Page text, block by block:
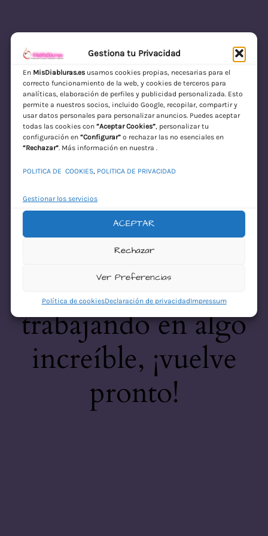
Gestiona tu Privacidad
En MisDiabluras.esusamos cookies propias, necesarias para el
correcto funcionamiento de la web, y cookies de terceros para
analíticas, elaboración de perfiles y publicidad personalizada. Esto
permite a nuestros socios, incluido Google, recopilar, compartir y
usar datos personales para personalizar anuncios. Puedes aceptar
todas las cookies con “Aceptar Cookies”, personalizar tu
configuración en “Configurar”o rechazar las no esenciales en
“Rechazar”. Más información en nuestra .
POLITICA DE COOKIES, POLITICA DE PRIVACIDAD
Gestionar los servicios
ACEPTAR
Rechazar
Ver Preferencias
Política de cookiesDeclaración de privacidadImpressum
MisDiabluras | Sexshop Online con Envío
Discreto en España
Acceder
¡Disculpa este
desastre! Estamos
trabajando en algo
increíble, ¡vuelve
pronto!